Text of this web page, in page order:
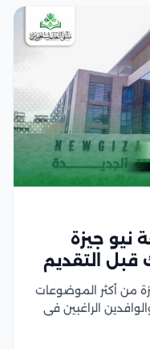
نيو جيزة
من أكثر الموضوعات
الراغبين في